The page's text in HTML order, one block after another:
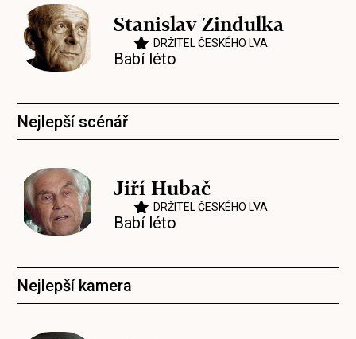
Stanislav Zindulka
DRŽITEL ČESKÉHO LVA
Babí léto
Nejlepší scénář
Jiří Hubač
DRŽITEL ČESKÉHO LVA
Babí léto
Nejlepší kamera